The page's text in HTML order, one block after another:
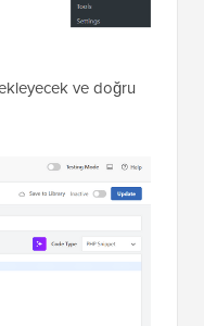
ve doğru